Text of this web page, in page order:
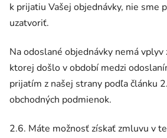
k prijatiu Vašej objednávky, nie sme
uzatvoriť.
Na odoslané objednávky nemá vplyv
ktorej došlo v období medzi
prijatím z našej strany podľa článku
obchodných podmienok.
2.6. Máte možnosť získať zmluvu v